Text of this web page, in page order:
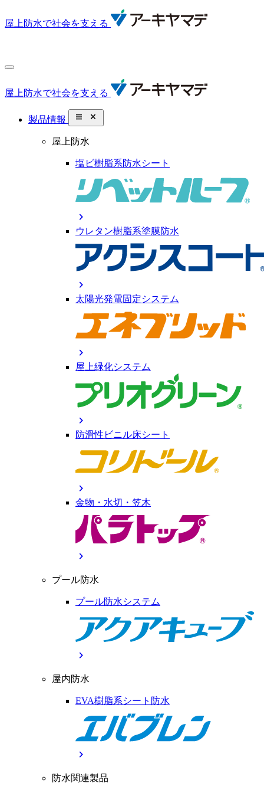
屋上防水で社会を支える
屋上防水で社会を支える
製品情報 close_small
屋上防水
塩ビ樹脂系防水シート
chevron_right
ウレタン樹脂系塗膜防水
chevron_right
太陽光発電固定システム
chevron_right
屋上緑化システム
chevron_right
防滑性ビニル床シート
chevron_right
金物・水切・笠木
chevron_right
プール防水
プール防水システム
chevron_right
屋内防水
EVA樹脂系シート防水
chevron_right
防水関連製品